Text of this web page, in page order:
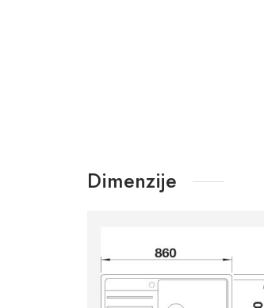
Dimenzije